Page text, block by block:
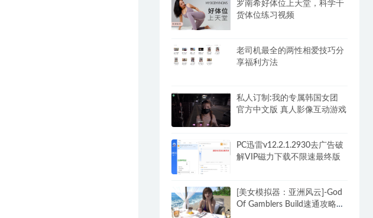
罗南希好体位上天堂，科学干
货体位练习视频
老司机最全的两性相爱技巧分
享福利方法
私人订制:我的专属韩国女团
官方中文版 真人影像互动游戏
PC迅雷v12.2.1.2930去广告破
解VIP磁力下载不限速最终版
[美女模拟器：亚洲风云]-God
Of Gamblers Build速通攻略